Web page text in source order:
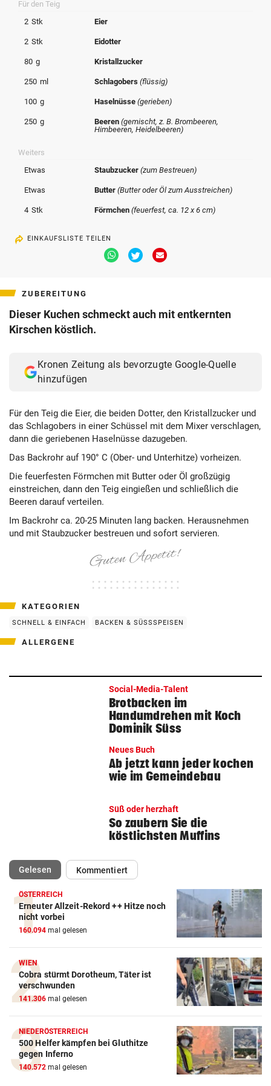
© Krone Multimedia GmbH & Co KG 2026
Muthgasse 2, 1190 Wien
Für den Teig
2 Stk Eier
2 Stk Eidotter
80 g Kristallzucker
250 ml Schlagobers(flüssig)
100 g Haselnüsse(gerieben)
250 g Beeren(gemischt, z. B. Brombeeren,
Himbeeren, Heidelbeeren)
Weiters
Etwas
Staubzucker(zum Bestreuen)
Etwas Butter(Butter oder Öl zum Ausstreichen)
4 Stk Förmchen(feuerfest, ca. 12 x 6 cm)
EINKAUFSLISTE TEILEN
Via
Whatsapp
Via
Twitter
Via
ZUBEREITUNG
Dieser Kuchen schmeckt auch mit entkernten
Kirschen köstlich.
Kronen Zeitung als bevorzugte Google-Quelle
hinzufügen
Für den Teig die Eier, die beiden Dotter, den Kristallzucker und
das Schlagobers in einer Schüssel mit dem Mixer verschlagen,
dann die geriebenen Haselnüsse dazugeben.
Das Backrohr auf 190° C (Ober- und Unterhitze) vorheizen.
Die feuerfesten Förmchen mit Butter oder Öl großzügig
einstreichen, dann den Teig eingießen und schließlich die
Beeren darauf verteilen.
Im Backrohr ca. 20-25 Minuten lang backen. Herausnehmen
und mit Staubzucker bestreuen und sofort servieren.
KATEGORIEN
SCHNELL & EINFACH BACKEN & SÜSSSPEISEN
ALLERGENE
Social-Media-Talent
Brotbacken im
Handumdrehen mit Koch
Dominik Süss
Neues Buch
Ab jetzt kann jeder kochen
wie im Gemeindebau
Süß oder herzhaft
So zaubern Sie die
köstlichsten Muffins
Gelesen(ausgewählt)Kommentiert
ÖSTERREICH
Erneuter Allzeit-Rekord ++ Hitze noch
nicht vorbei
160.094 mal gelesen
WIEN
Cobra stürmt Dorotheum, Täter ist
verschwunden
141.306 mal gelesen
NIEDERÖSTERREICH
500 Helfer kämpfen bei Gluthitze
gegen Inferno
140.572 mal gelesen